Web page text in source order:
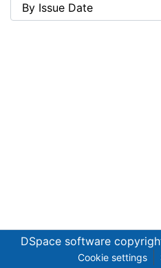
DSpace software
Cookie settings